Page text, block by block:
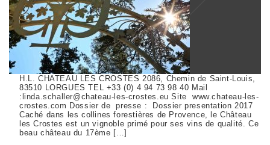
H.L. CHATEAU LES CROSTES 2086, Chemin de Saint-Louis,
83510 LORGUES TEL +33 (0) 4 94 73 98 40 Mail
:linda.schaller@chateau-les-crostes.eu Site www.chateau-les-
crostes.com Dossier de presse : Dossier presentation 2017
Caché dans les collines forestières de Provence, le Château
les Crostes est un vignoble primé pour ses vins de qualité. Ce
beau château du 17ème […]